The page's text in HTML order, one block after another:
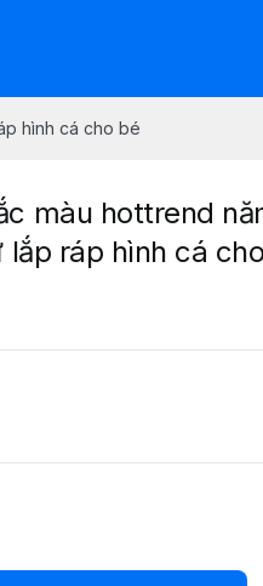
hình cá cho bé
màu hottrend
ráp hình cá